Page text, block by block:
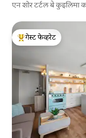
एन शोर टर्टल बे कुइलिमा
टॉप गेस्ट फेव्हरेट
गेस्ट फेव्हरेट